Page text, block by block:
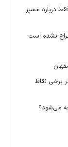
درباره مسیر
نشده است
در برخی نقاط
می‌شود؟